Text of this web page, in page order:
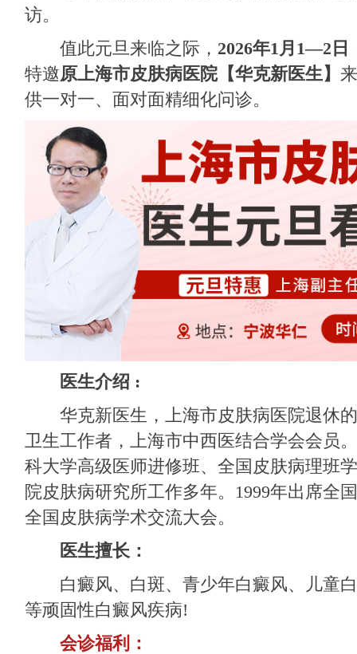
访。
值此元旦来临之际， 2026年1月1—2日
特邀原上海市皮肤病医院【华克新医生】
供一对一、面对面精细化问诊。
医生介绍 :
华克新医生，上海市皮肤病医院退休的
卫生工作者，上海市中西医结合学会会员
科大学高级医师进修班、全国皮肤病理班
院皮肤病研究所工作多年。1999年出席全
全国皮肤病学术交流大会。
医生擅长：
白癜风、白斑、青少年白癜风、儿童白
等顽固性白癜风疾病!
会诊福利：